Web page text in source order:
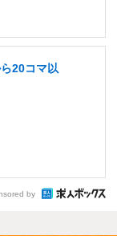
20コマ以
by